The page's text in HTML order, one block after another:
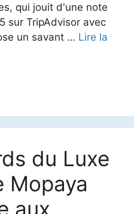
qui jouit d'une note
sur TripAdvisor avec
un savant … Lire la
du Luxe
Mopaya
aux